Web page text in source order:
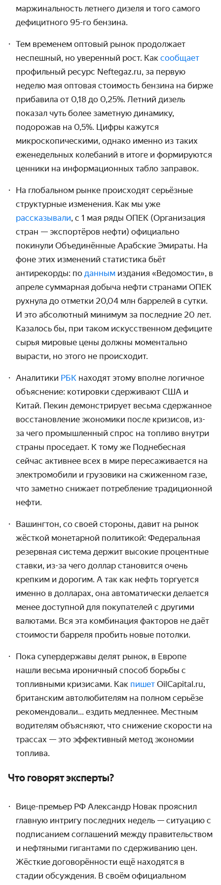
маржинальность летнего дизеля и того самого
дефицитного 95-го бензина.
Тем временем оптовый рынок продолжает
неспешный, но уверенный рост. Как сообщает
профильный ресурс Neftegaz.ru, за первую
неделю мая оптовая стоимость бензина на бирже
прибавила от 0,18 до 0,25%. Летний дизель
показал чуть более заметную динамику,
подорожав на 0,5%. Цифры кажутся
микроскопическими, однако именно из таких
еженедельных колебаний в итоге и формируются
ценники на информационных табло заправок.
На глобальном рынке происходят серьёзные
структурные изменения. Как мы уже
рассказывали, с 1 мая ряды ОПЕК (Организация
стран — экспортёров нефти) официально
покинули Объединённые Арабские Эмираты. На
фоне этих изменений статистика бьёт
антирекорды: по данным издания «Ведомости», в
апреле суммарная добыча нефти странами ОПЕК
рухнула до отметки 20,04 млн баррелей в сутки.
И это абсолютный минимум за последние 20 лет.
Казалось бы, при таком искусственном дефиците
сырья мировые цены должны моментально
вырасти, но этого не происходит.
Аналитики РБК находят этому вполне логичное
объяснение: котировки сдерживают США и
Китай. Пекин демонстрирует весьма сдержанное
восстановление экономики после кризисов, из-
за чего промышленный спрос на топливо внутри
страны проседает. К тому же Поднебесная
сейчас активнее всех в мире пересаживается на
электромобили и грузовики на сжиженном газе,
что заметно снижает потребление традиционной
нефти.
Вашингтон, со своей стороны, давит на рынок
жёсткой монетарной политикой: Федеральная
резервная система держит высокие процентные
ставки, из-за чего доллар становится очень
крепким и дорогим. А так как нефть торгуется
именно в долларах, она автоматически делается
менее доступной для покупателей с другими
валютами. Вся эта комбинация факторов не даёт
стоимости барреля пробить новые потолки.
Пока супердержавы делят рынок, в Европе
нашли весьма ироничный способ борьбы с
топливными кризисами. Как пишет OilCapital.ru,
британским автолюбителям на полном серьёзе
рекомендовали... ездить медленнее. Местным
водителям объясняют, что снижение скорости на
трассах — это эффективный метод экономии
топлива.
Что говорят эксперты?
Вице-премьер РФ Александр Новак прояснил
главную интригу последних недель — ситуацию с
подписанием соглашений между правительством
и нефтяными гигантами по сдерживанию цен.
Жёсткие договорённости ещё находятся в
стадии обсуждения. В своём официальном